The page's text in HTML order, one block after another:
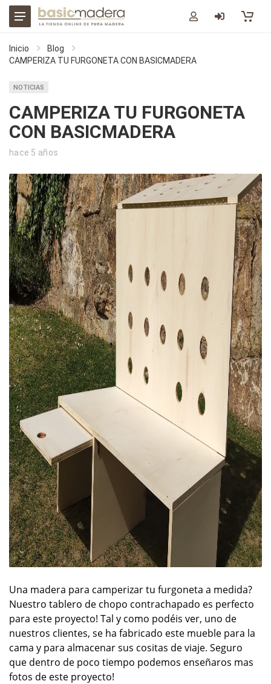
Inicio
Blog
CAMPERIZA TU FURGONETA CON BASICMADERA
NOTICIAS
CAMPERIZA TU FURGONETA
CON BASICMADERA
hace 5 años
Una madera para camperizar tu furgoneta a medida?
Nuestro tablero de chopo contrachapado es perfecto
para este proyecto! Tal y como podéis ver, uno de
nuestros clientes, se ha fabricado este mueble para la
cama y para almacenar sus cositas de viaje. Seguro
que dentro de poco tiempo podemos enseñaros mas
fotos de este proyecto!